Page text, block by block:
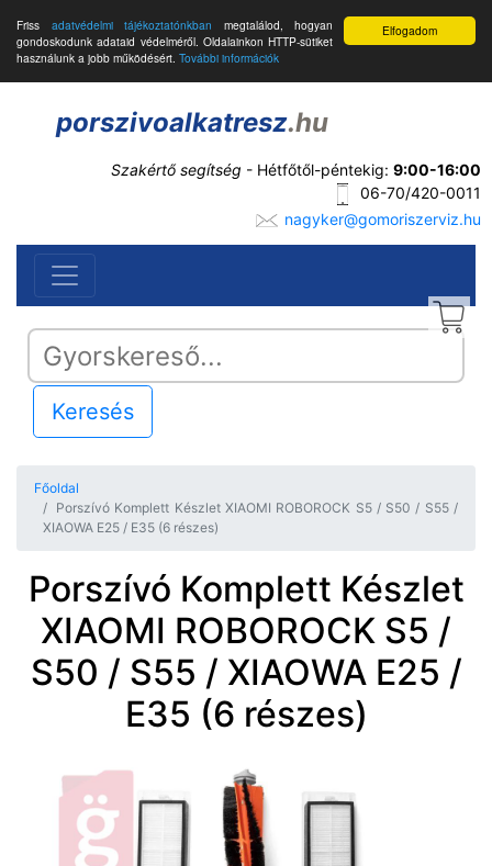
Elfogadom
Friss adatvédelmi tájékoztatónkban megtalálod, hogyan
gondoskodunk adataid védelméről. Oldalainkon HTTP-sütiket
használunk a jobb működésért. További információk
porszivoalkatresz.hu
Szakértő segítség - Hétfőtől-péntekig: 9:00-16:00
06-70/420-0011
nagyker@gomoriszerviz.hu
Keresés
Főoldal
Porszívó Komplett Készlet XIAOMI ROBOROCK S5 / S50 / S55 /
XIAOWA E25 / E35 (6 részes)
Porszívó Komplett Készlet
XIAOMI ROBOROCK S5 /
S50 / S55 / XIAOWA E25 /
E35 (6 részes)